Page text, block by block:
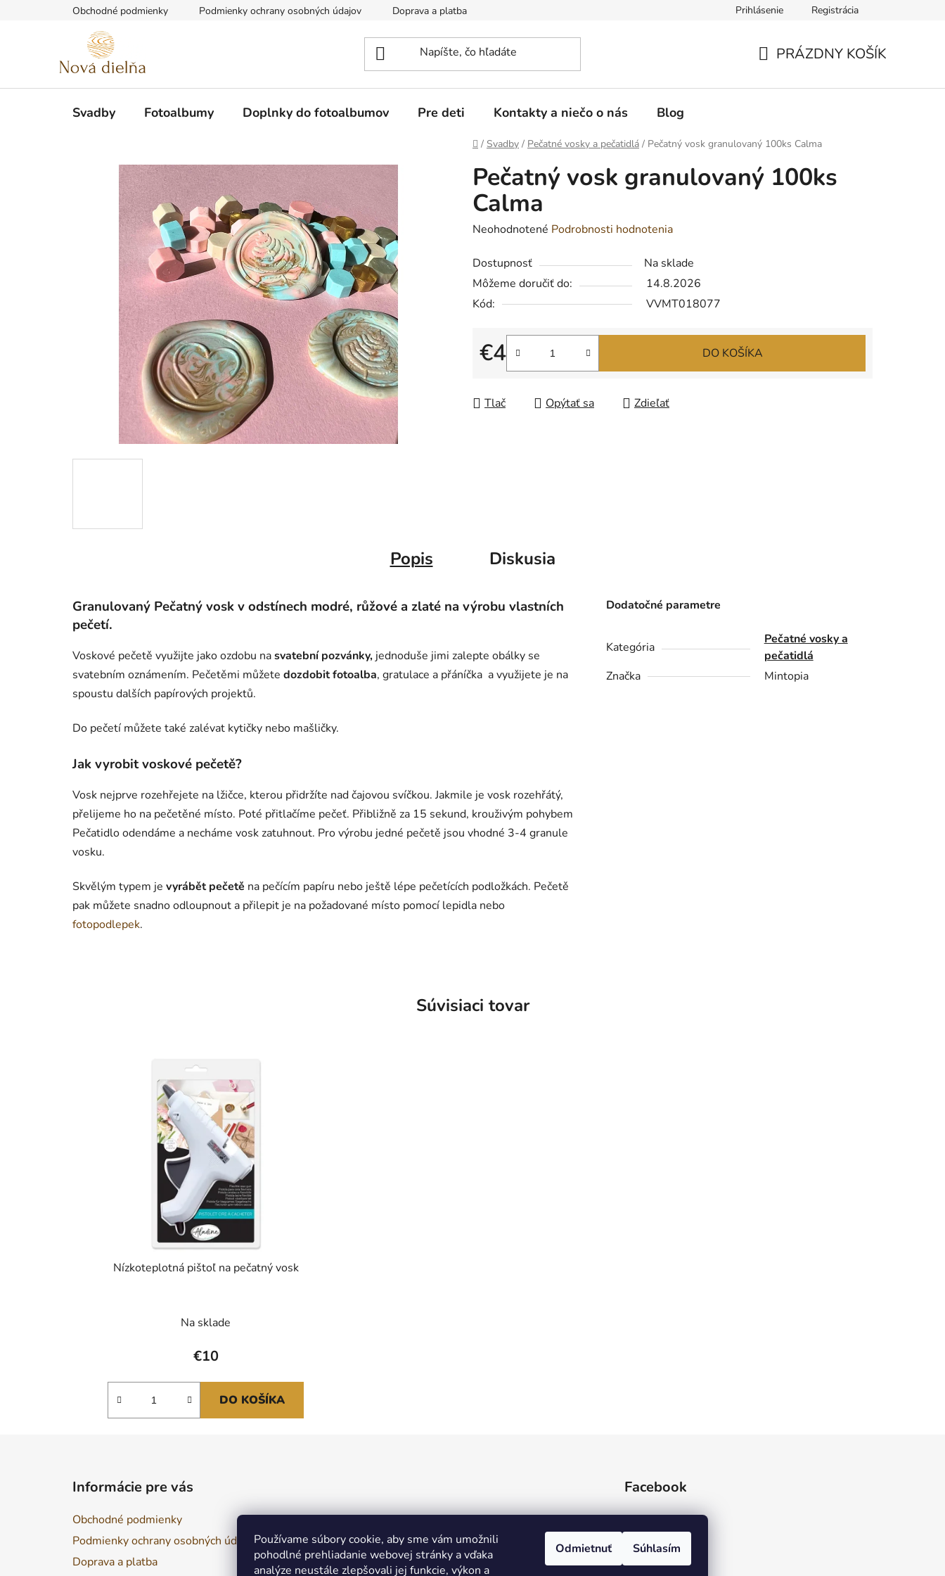
Používame súbory cookie, aby sme vám umožnili
pohodlné prehliadanie webovej stránky a vďaka
analýze neustále zlepšovali jej funkcie, výkon a
Odmietnuť Súhlasím
Obchodné podmienky Podmienky ochrany osobných údajov Doprava a platba Prihlásenie Registrácia
PRÁZDNY KOŠÍK
Svadby Fotoalbumy Doplnky do fotoalbumov Pre deti Kontakty a niečo o nás Blog
Domov
/ Svadby / Pečatné vosky a pečatidlá / Pečatný vosk granulovaný 100ks Calma
Pečatný vosk granulovaný 100ks
Calma
Priemerné
produktu
je
0,0
hviezdičiek.
Neohodnotené Podrobnosti hodnotenia
Dostupnosť
Na sklade
Môžeme doručiť do:
14.8.2026
Kód:
VVMT018077
€4
Jednotková cena:
DO KOŠÍKA
Tlač Opýtať sa Zdieľať
Popis Diskusia
Granulovaný Pečatný vosk v odstínech modré, růžové a zlaté na výrobu vlastních
pečetí.
Voskové pečetě využijte jako ozdobu nasvatební pozvánky, jednoduše jimi zalepte obálky se
svatebním oznámením. Pečetěmi můžete dozdobit fotoalba, gratulace a přáníčka a využijete je na
spoustu dalších papírových projektů.
Do pečetí můžete také zalévat kytičky nebo mašličky.
Jak vyrobit voskové pečetě?
Vosk nejprve rozehřejete na lžičce, kterou přidržíte nad čajovou svíčkou. Jakmile je vosk rozehřátý,
přelijeme ho na pečetěné místo. Poté přitlačíme pečeť. Přibližně za 15 sekund, krouživým pohybem
Pečatidlo odendáme a necháme vosk zatuhnout. Pro výrobu jedné pečetě jsou vhodné 3-4 granule
vosku.
Skvělým typem je vyrábět pečetě na pečícím papíru nebo ještě lépe pečetících podložkách. Pečetě
pak můžete snadno odloupnout a přilepit je na požadované místo pomocí lepidla nebo
fotopodlepek.
Dodatočné parametre
Kategória
Pečatné vosky a
pečatidlá
Značka
Mintopia
Súvisiaci tovar
Nízkoteplotná pištoľ na pečatný vosk
Na sklade
€10
DO KOŠÍKA
Informácie pre vás
Obchodné podmienky
Podmienky ochrany osobných údajov
Doprava a platba
Facebook